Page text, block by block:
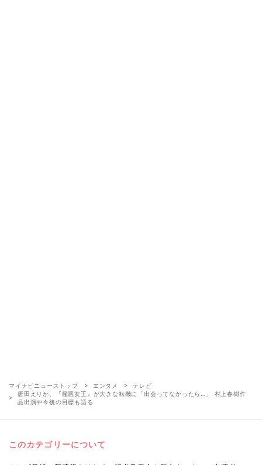
マイナビニューストップ エンタメ
テレビ
唐田えりか、『極悪女王』が大きな転機に「出会ってなかったら…」 村上春樹作
品出演や今後の目標も語る
このカテゴリーについて